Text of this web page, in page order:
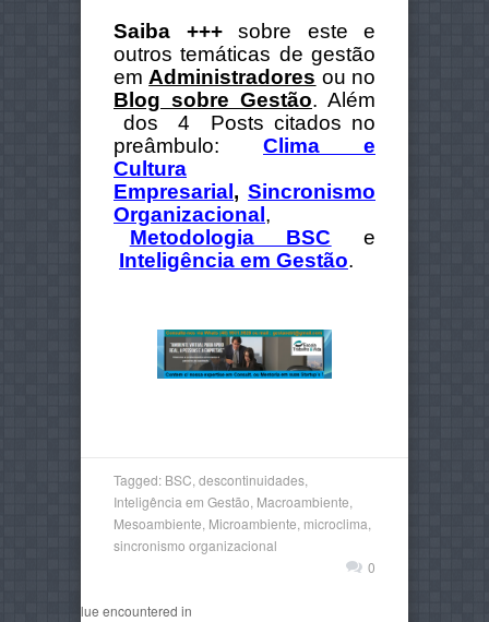
Saiba +++sobre este e
outros temáticas de gestão
em Administradores ou no
Blog sobre Gestão. Além
dos 4 Posts citados no
preâmbulo: Clima e
Cultura
Empresarial , Sincronismo
Organizacional ,
Metodologia BSC e
Inteligência em Gestão.
Tagged: BSC descontinuidades
Inteligência em Gestão Macroambiente
Mesoambiente Microambiente microclima
sincronismo organizacional
0
numeric value encountered in